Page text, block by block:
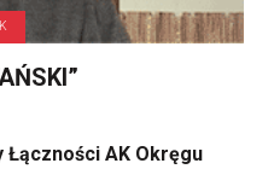
Łączności AK Okręgu